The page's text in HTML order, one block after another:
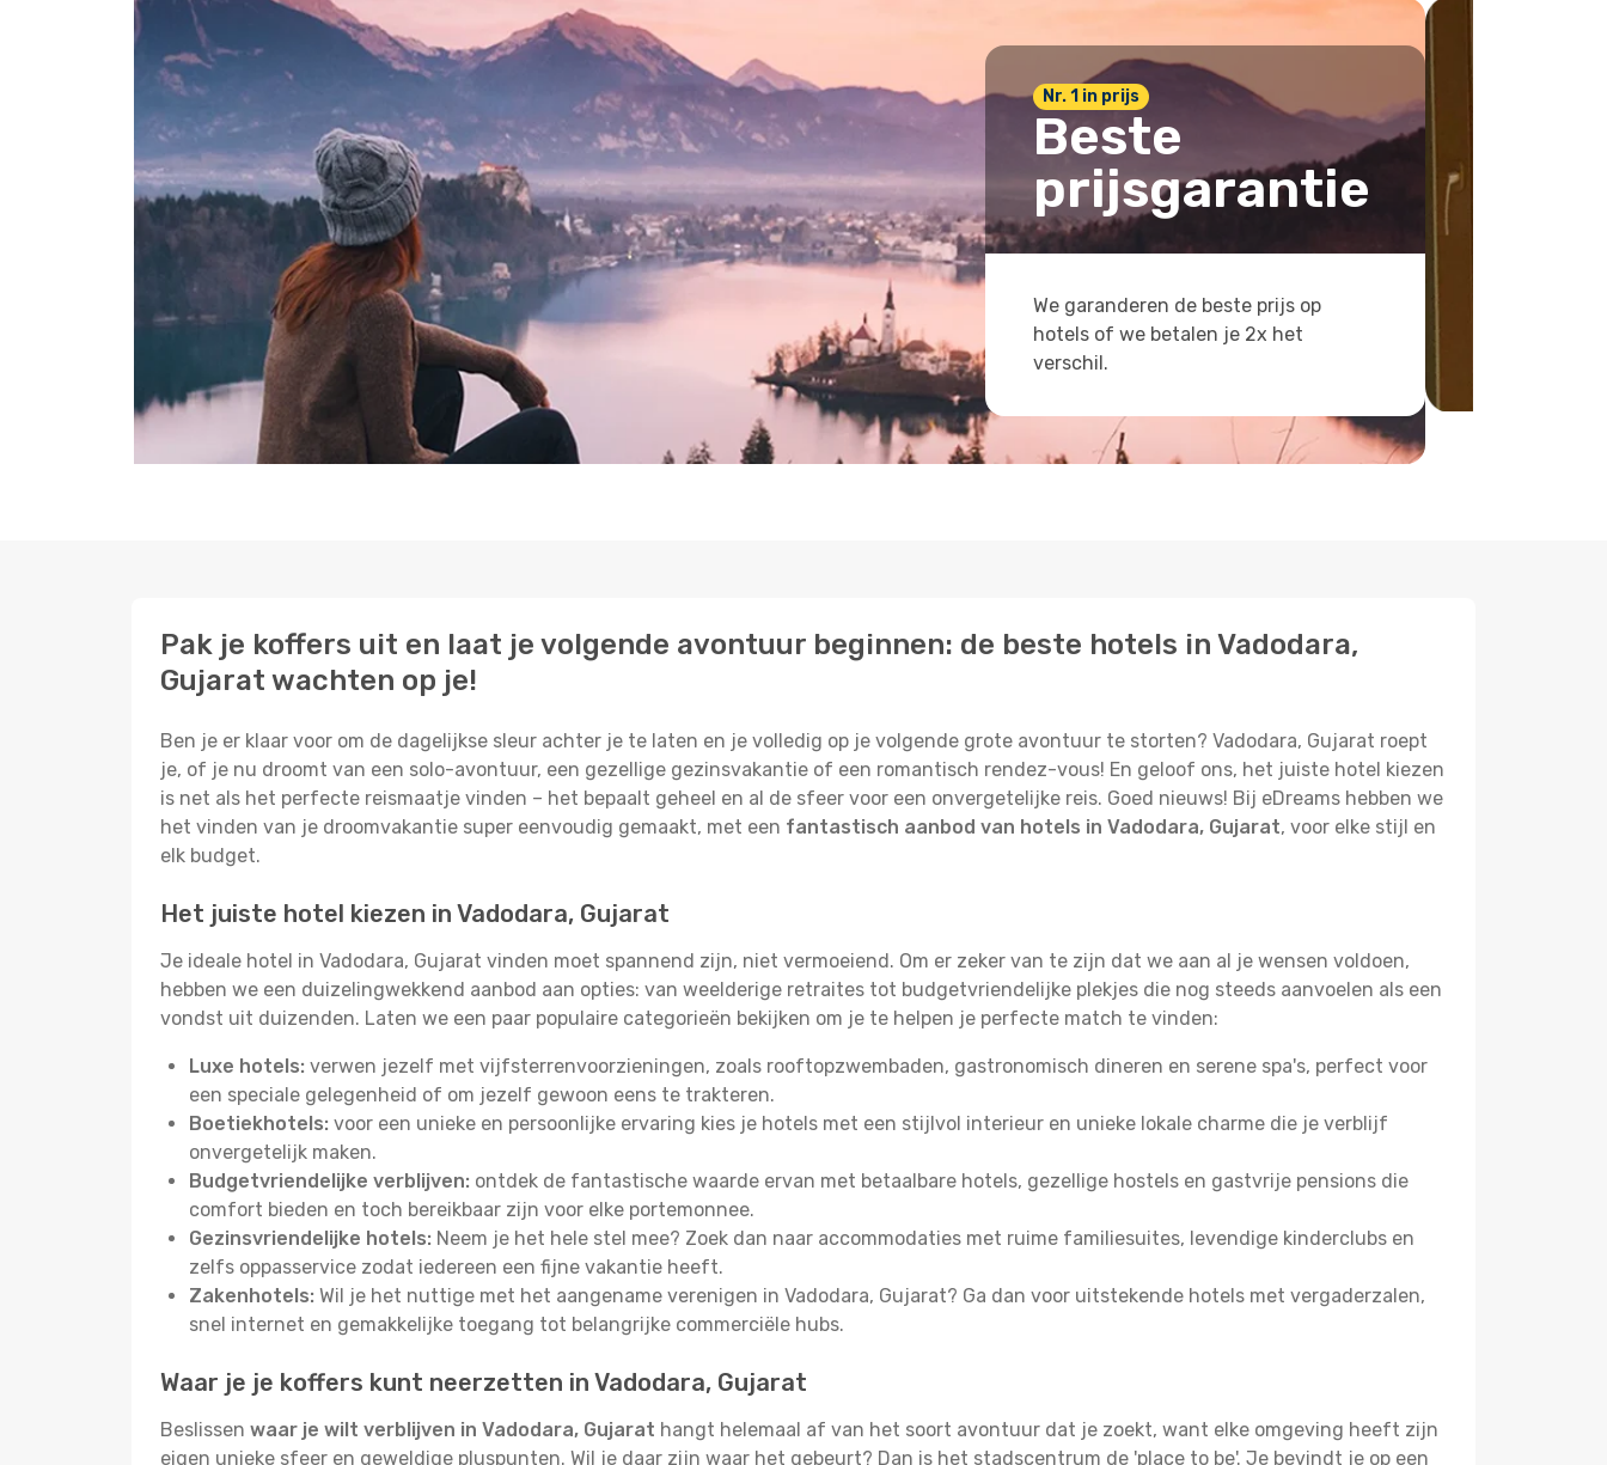
Nr. 1 in prijs
Beste
prijsgarantie
We garanderen de beste prijs op
hotels of we betalen je 2x het
verschil.
Pak je koffers uit en laat je volgende avontuur beginnen: de beste hotels in Vadodara,
Gujarat wachten op je!
Ben je er klaar voor om de dagelijkse sleur achter je te laten en je volledig op je volgende grote avontuur te storten? Vadodara, Gujarat roept
je, of je nu droomt van een solo-avontuur, een gezellige gezinsvakantie of een romantisch rendez-vous! En geloof ons, het juiste hotel kiezen
is net als het perfecte reismaatje vinden – het bepaalt geheel en al de sfeer voor een onvergetelijke reis. Goed nieuws! Bij eDreams hebben we
het vinden van je droomvakantie super eenvoudig gemaakt, met een fantastisch aanbod van hotels in Vadodara, Gujarat, voor elke stijl en
elk budget.
Het juiste hotel kiezen in Vadodara, Gujarat
Je ideale hotel in Vadodara, Gujarat vinden moet spannend zijn, niet vermoeiend. Om er zeker van te zijn dat we aan al je wensen voldoen,
hebben we een duizelingwekkend aanbod aan opties: van weelderige retraites tot budgetvriendelijke plekjes die nog steeds aanvoelen als een
vondst uit duizenden. Laten we een paar populaire categorieën bekijken om je te helpen je perfecte match te vinden:
Luxe hotels: verwen jezelf met vijfsterrenvoorzieningen, zoals rooftopzwembaden, gastronomisch dineren en serene spa's, perfect voor
een speciale gelegenheid of om jezelf gewoon eens te trakteren.
Boetiekhotels: voor een unieke en persoonlijke ervaring kies je hotels met een stijlvol interieur en unieke lokale charme die je verblijf
onvergetelijk maken.
Budgetvriendelijke verblijven: ontdek de fantastische waarde ervan met betaalbare hotels, gezellige hostels en gastvrije pensions die
comfort bieden en toch bereikbaar zijn voor elke portemonnee.
Gezinsvriendelijke hotels: Neem je het hele stel mee? Zoek dan naar accommodaties met ruime familiesuites, levendige kinderclubs en
zelfs oppasservice zodat iedereen een fijne vakantie heeft.
Zakenhotels: Wil je het nuttige met het aangename verenigen in Vadodara, Gujarat? Ga dan voor uitstekende hotels met vergaderzalen,
snel internet en gemakkelijke toegang tot belangrijke commerciële hubs.
Waar je je koffers kunt neerzetten in Vadodara, Gujarat
Beslissen waar je wilt verblijven in Vadodara, Gujarat hangt helemaal af van het soort avontuur dat je zoekt, want elke omgeving heeft zijn
eigen unieke sfeer en geweldige pluspunten. Wil je daar zijn waar het gebeurt? Dan is het stadscentrum de 'place to be'. Je bevindt je op een